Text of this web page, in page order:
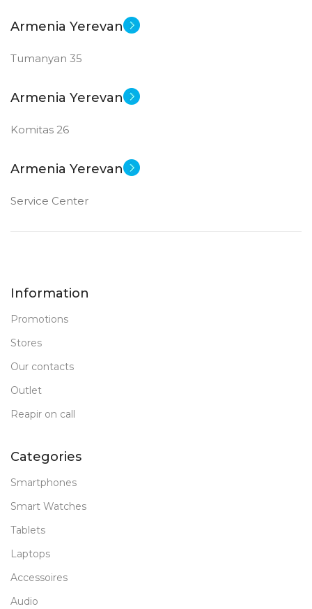
Armenia Yerevan
Tumanyan 35
Armenia Yerevan
Komitas 26
Armenia Yerevan
Service Center
Information
Promotions
Stores
Our contacts
Outlet
Reapir on call
Categories
Smartphones
Smart Watches
Tablets
Laptops
Accessoires
Audio